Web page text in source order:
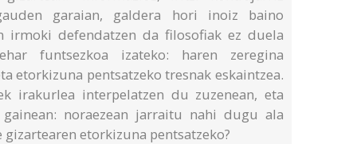
garaian, galdera hori inoiz baino
irmoki defendatzen da filosofiak ez duela
funtsezkoa izateko: haren zeregina
etorkizuna pentsatzeko tresnak eskaintzea.
irakurlea interpelatzen du zuzenean, eta
noraezean jarraitu nahi dugu ala
etorkizuna pentsatzeko?